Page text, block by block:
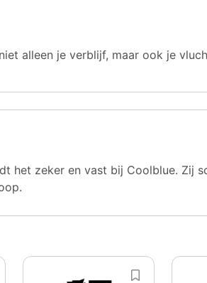
alleen je verblijf, maar ook je
het zeker en vast bij Coolblue. Zij